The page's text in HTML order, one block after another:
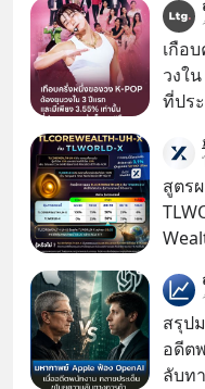
เกือ
วงใ
ที่ปร
เห็น
สเก
ยอัล
BTS,
สูตร
สรุป
อดีต
ลับท